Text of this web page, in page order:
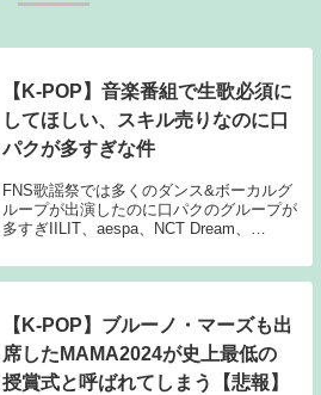
【K-POP】音楽番組で生歌必須に
してほしい、スキル売りなのに口
パクが多すぎな件
FNS歌謡祭では多くのダンス&ボーカルグ
ループが出演したのに口パクのグループが
多すぎIILIT、aespa、NCT Dream、
TREASURE、NiziU、NewJeans、Be:Fir...
【K-POP】ブルーノ・マーズも出
席したMAMA2024が史上最低の
授賞式と呼ばれてしまう【悲報】